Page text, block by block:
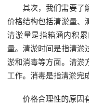
其次，我们需要了
价格结构包括清淤量、
清淤量是指箱涵内积
量。清淤时间是指清淤
淤和消毒等方面。清淤
工作。消毒是指清淤完
价格合理性的原因